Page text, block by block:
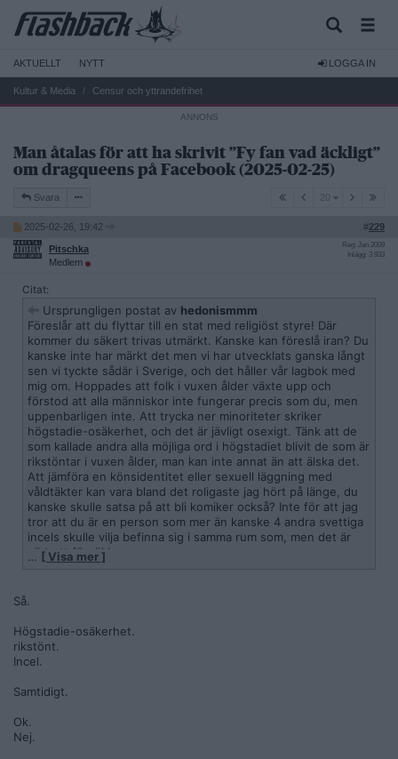
AKTUELLT NYTT LOGGA IN
Kultur & Media Censur och yttrandefrihet
Man åtalas för att ha skrivit ”Fy fan vad äckligt”
om dragqueens på Facebook (2025-02-25)
Svara
2025-02-26, 19:42 #229
Pitschka
Medlem
Reg: Jan 2009
Inlägg: 3 933
Citat:
Ursprungligen postat av hedonismmm
Föreslår att du flyttar till en stat med religiöst styre! Där
kommer du säkert trivas utmärkt. Kanske kan föreslå iran? Du
kanske inte har märkt det men vi har utvecklats ganska långt
sen vi tyckte sådär i Sverige, och det håller vår lagbok med
mig om. Hoppades att folk i vuxen ålder växte upp och
förstod att alla människor inte fungerar precis som du, men
uppenbarligen inte. Att trycka ner minoriteter skriker
högstadie-osäkerhet, och det är jävligt osexigt. Tänk att de
som kallade andra alla möjliga ord i högstadiet blivit de som är
rikstöntar i vuxen ålder, man kan inte annat än att älska det.
Att jämföra en könsidentitet eller sexuell läggning med
våldtäkter kan vara bland det roligaste jag hört på länge, du
kanske skulle satsa på att bli komiker också? Inte för att jag
tror att du är en person som mer än kanske 4 andra svettiga
incels skulle vilja befinna sig i samma rum som, men det är
värt ett försök!
… [ Visa mer ]
Så.
Högstadie-osäkerhet.
rikstönt.
Incel.
Samtidigt.
Ok.
Nej.